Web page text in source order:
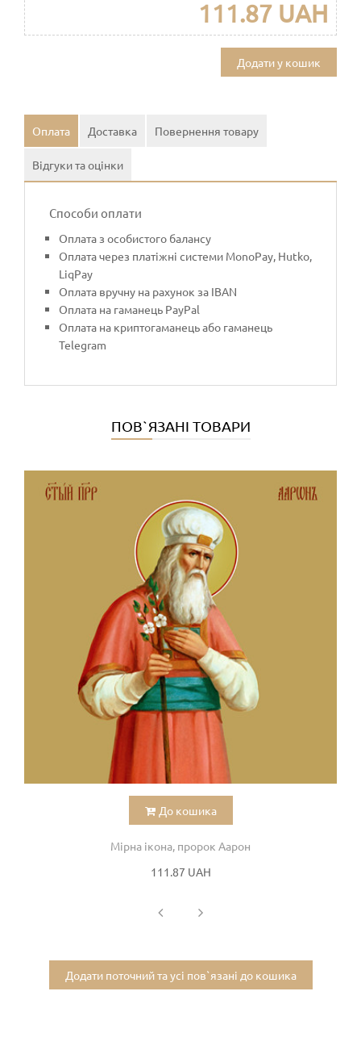
111.87 UAH
Додати у кошик
Оплата Доставка Повернення товару
Відгуки та оцінки
Способи оплати
Оплата з особистого балансу
Оплата через платіжні системи MonoPay, Hutko,
LiqPay
Оплата вручну на рахунок за IBAN
Оплата на гаманець PayPal
Оплата на криптогаманець або гаманець
Telegram
ПОВ`ЯЗАНІ ТОВАРИ
До кошика
Мірна ікона, пророк Аарон
111.87 UAH
Додати поточний та усі пов`язані до кошика